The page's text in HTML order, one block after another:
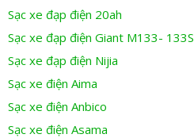
Sạc xe đạp điện 20ah
Sạc xe đạp điện Giant M133- 133S
Sạc xe đạp điện Nijia
Sạc xe điện Aima
Sạc xe điện Anbico
Sạc xe điện Asama